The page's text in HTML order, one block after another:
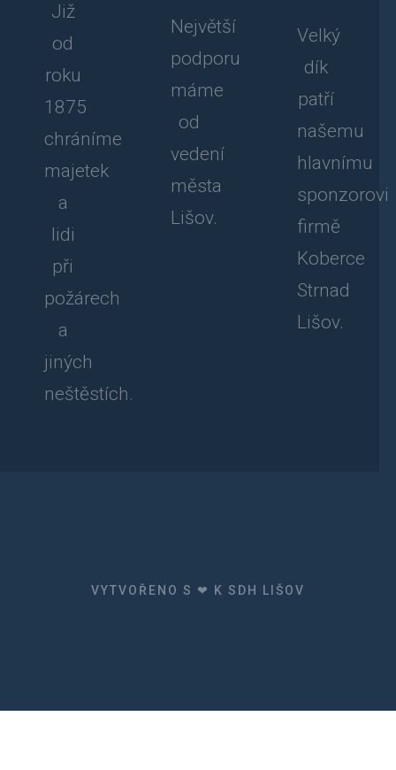
Již
od
roku
1875
chráníme
majetek
a
lidi
při
požárech
a
jiných
neštěstích.
Největší
podporu
máme
od
vedení
města
Lišov.
Velký
dík
patří
našemu
hlavnímu
sponzorovi
firmě
Koberce
Strnad
Lišov.
VYTVOŘENO S ❤ K SDH LIŠOV